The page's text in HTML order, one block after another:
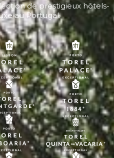
de prestigieux hôtels-
au Portugal.